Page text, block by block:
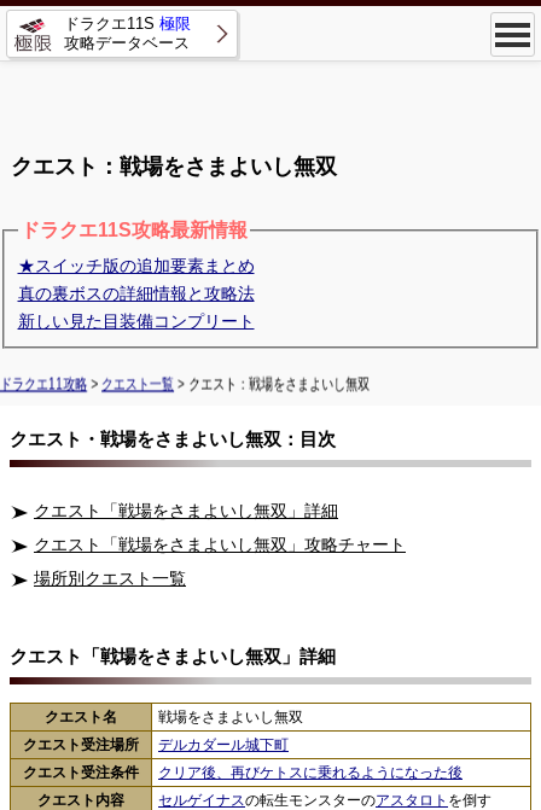
ドラクエ11S 極限
攻略データベース
クエスト：戦場をさまよいし無双
ドラクエ11S攻略最新情報
★スイッチ版の追加要素まとめ
真の裏ボスの詳細情報と攻略法
新しい見た目装備コンプリート
ドラクエ11攻略 > クエスト一覧 > クエスト：戦場をさまよいし無双
クエスト・戦場をさまよいし無双：目次
クエスト「戦場をさまよいし無双」詳細
クエスト「戦場をさまよいし無双」攻略チャート
場所別クエスト一覧
クエスト「戦場をさまよいし無双」詳細
クエスト名
戦場をさまよいし無双
クエスト受注場所
デルカダール城下町
クエスト受注条件
クリア後、再びケトスに乗れるようになった後
クエスト内容
セルゲイナスの転生モンスターのアスタロト を倒す